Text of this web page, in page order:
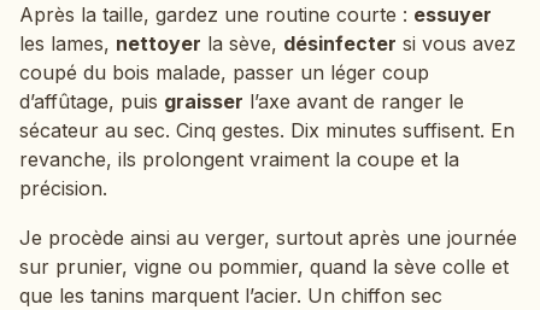
Après la taille, gardez une routine courte : essuyer
les lames, nettoyer la sève, désinfecter si vous avez
coupé du bois malade, passer un léger coup
d’affûtage, puis graisser l’axe avant de ranger le
sécateur au sec. Cinq gestes. Dix minutes suffisent. En
revanche, ils prolongent vraiment la coupe et la
précision.
Je procède ainsi au verger, surtout après une journée
sur prunier, vigne ou pommier, quand la sève colle et
que les tanins marquent l’acier. Un chiffon sec